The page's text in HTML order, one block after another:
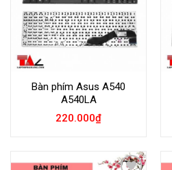
Bàn phím Asus A540
A540LA
220.000₫